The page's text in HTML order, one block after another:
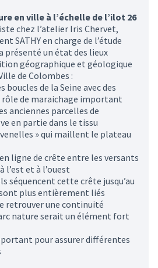
en ville à l’échelle de l’ilot 26
chez l’atelier Iris Chervet,
SATHY en charge de l’étude
présenté un état des lieux
géographique et géologique
de Colombes :
de la Seine avec des
de maraichage important
anciennes parcelles de
en partie dans le tissu
» qui maillent le plateau
ligne de crête entre les versants
l’est et à l’ouest
séquencent cette crête jusqu’au
plus entièrement liés
retrouver une continuité
nature serait un élément fort
pour assurer différentes